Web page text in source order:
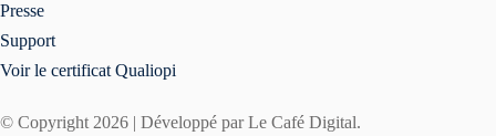
Presse
Support
Voir le certificat Qualiopi
© Copyright 2026 | Développé par Le Café Digital.